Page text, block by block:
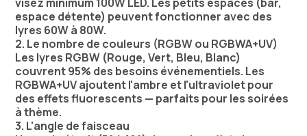
espace détente) peuvent fonctionner avec des
lyres 60W à 80W.
2. Le nombre de couleurs (RGBW ou RGBWA+UV)
Les lyres RGBW (Rouge, Vert, Bleu, Blanc)
couvrent 95% des besoins événementiels. Les
RGBWA+UV ajoutent l'ambre et l'ultraviolet pour
des effets fluorescents — parfaits pour les soirées
à thème.
3. L'angle de faisceau